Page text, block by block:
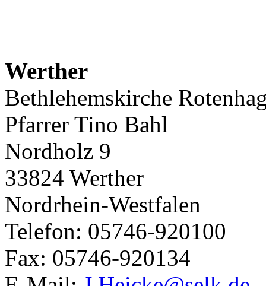
Werther
Bethlehemskirche
Pfarrer Tino Bahl
Nordholz 9
33824 Werther
Nordrhein-Westfalen
Telefon: 05746-920100
Fax: 05746-920134